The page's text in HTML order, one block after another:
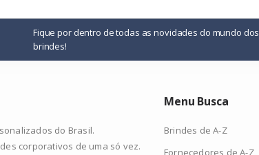
Fique por dentro de todas as novidades do mundo dos
brindes!
do Brasil.
corporativos de uma só vez.
Menu Busca
Brindes de A-Z
Fornecedores de A-Z